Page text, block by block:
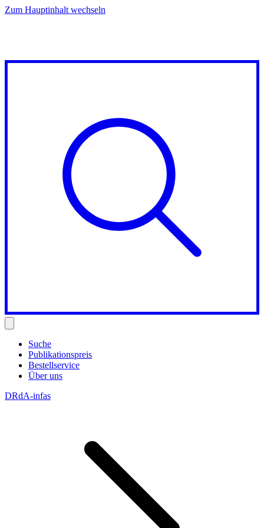
Zum Hauptinhalt wechseln
Suche
Publikationspreis
Bestellservice
Über uns
DRdA-infas